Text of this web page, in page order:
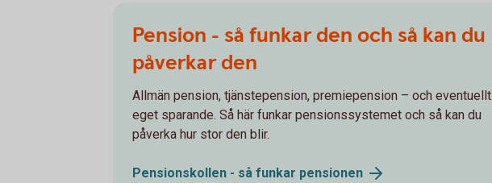
Pension - så funkar den och så kan du
påverkar den
Allmän pension, tjänstepension, premiepension – och eventuellt
eget sparande. Så här funkar pensionssystemet och så kan du
påverka hur stor den blir.
Pensionskollen - så funkar pensionen